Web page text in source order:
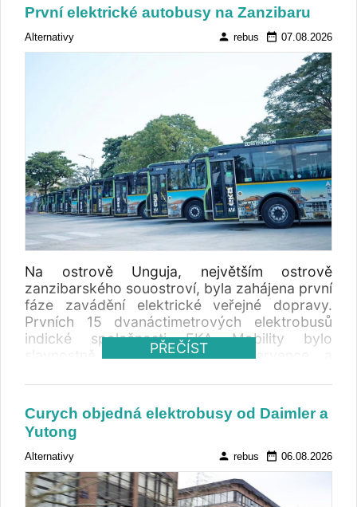
První elektrické autobusy na Zanzibaru
Alternativy person rebus date_range 07.08.2026
Na ostrově Unguja, největším ostrově
zanzibarského souostroví, byla zahájena první
fáze zavádění elektrické veřejné dopravy.
Prvních 15 dvanáctimetrových elektrobusů
indické společnosti EKA Mobility bylo
slavnostně představeno 23. července a
objednáno 35 autobusů, plánuje se další
rozšíření flotily.
PŘEČÍST
Curych objedná elektrobusy od Daimler a
Yutong
Alternativy person rebus date_range 06.08.2026